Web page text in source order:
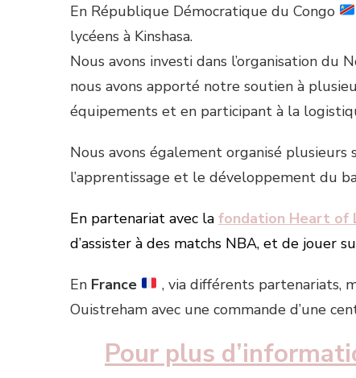
En République Démocratique du Congo
lycéens à Kinshasa.
Nous avons investi dans l’organisation du
nous avons apporté notre soutien à
équipements et en participant à la
Nous avons également organisé plusieurs
l’apprentissage et le développement du
En partenariat avec la fondation Heart of
d’assister à des matchs NBA, et de jouer
En France
, via différents partenariats,
Ouistreham avec une commande d’une
Pour plus